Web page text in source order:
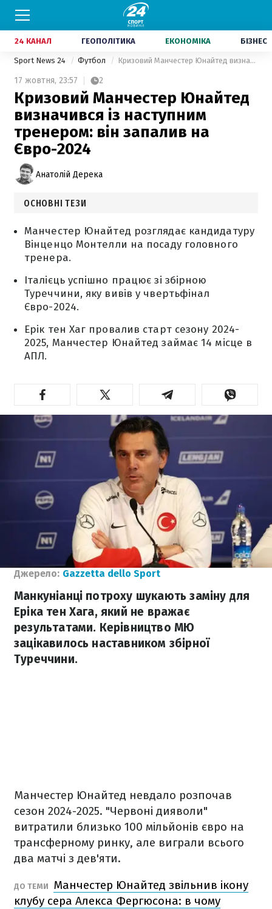
24 КАНАЛ ГЕОПОЛІТИКА ЕКОНОМІКА БІЗНЕС
Sport News 24 Футбол Кризовий Манчестер Юнайтед визначився із наступним тренером: він запалив на Євро-2024
17 жовтня, 23:57 2
Кризовий Манчестер Юнайтед
визначився із наступним
тренером: він запалив на
Євро-2024
Анатолій Дерека
ОСНОВНІ ТЕЗИ
Манчестер Юнайтед розглядає кандидатуру
Вінценцо Монтелли на посаду головного
тренера.
Італієць успішно працює зі збірною
Туреччини, яку вивів у чвертьфінал
Євро-2024.
Ерік тен Хаг провалив старт сезону 2024-
2025, Манчестер Юнайтед займає 14 місце в
АПЛ.
Джерело: Gazzetta dello Sport
Манкуніанці потроху шукають заміну для
Еріка тен Хага, який не вражає
результатами. Керівництво МЮ
зацікавилось наставником збірної
Туреччини.
Манчестер Юнайтед невдало розпочав
сезон 2024-2025. "Червоні дияволи"
витратили близько 100 мільйонів євро на
трансферному ринку, але виграли всього
два матчі з дев'яти.
ДО ТЕМИ
Манчестер Юнайтед звільнив ікону
клубу сера Алекса Фергюсона: в чому